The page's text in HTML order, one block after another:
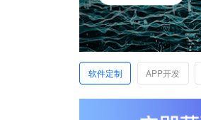
软件定制 APP开发